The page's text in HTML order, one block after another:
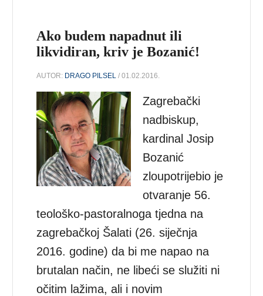
Ako budem napadnut ili
likvidiran, kriv je Bozanić!
AUTOR: DRAGO PILSEL / 01.02.2016.
Zagrebački
nadbiskup,
kardinal Josip
Bozanić
zloupotrijebio je
otvaranje 56.
teološko-pastoralnoga tjedna na
zagrebačkoj Šalati (26. siječnja
2016. godine) da bi me napao na
brutalan način, ne libeći se služiti ni
očitim lažima, ali i novim